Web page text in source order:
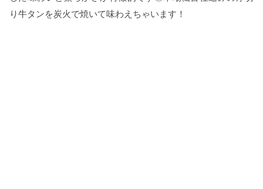
り牛タンを炭火で焼いて味わえちゃいます！